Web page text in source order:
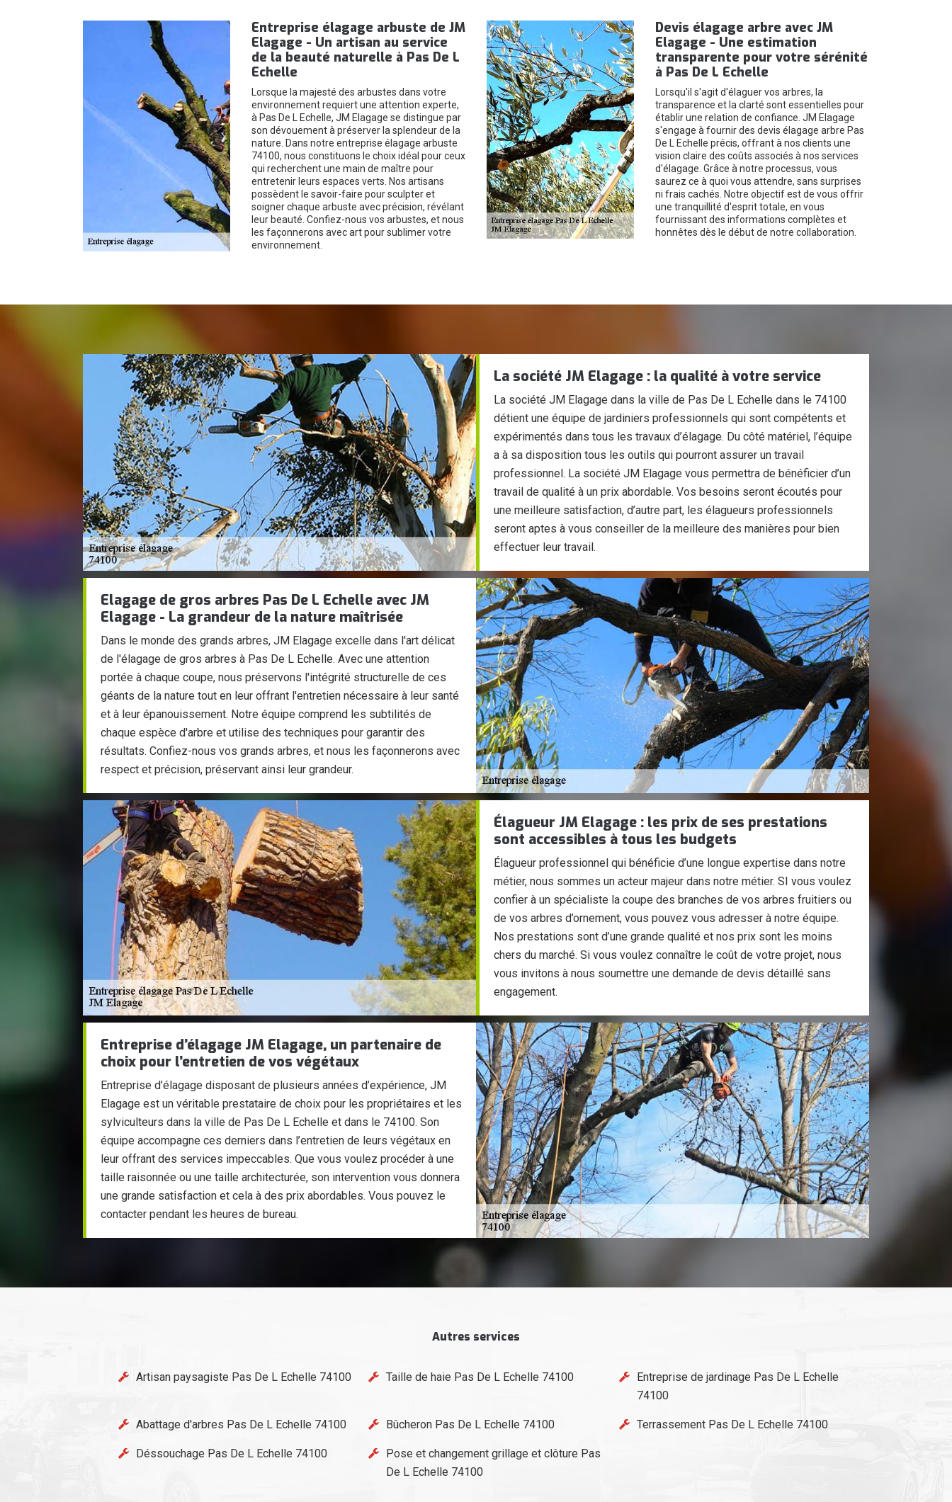
Entreprise élagage arbuste de JM
Elagage - Un artisan au service
de la beauté naturelle à Pas De L
Echelle
Lorsque la majesté des arbustes dans votre
environnement requiert une attention experte,
à Pas De L Echelle, JM Elagage se distingue par
son dévouement à préserver la splendeur de la
nature. Dans notre entreprise élagage arbuste
74100, nous constituons le choix idéal pour ceux
qui recherchent une main de maître pour
entretenir leurs espaces verts. Nos artisans
possèdent le savoir-faire pour sculpter et
soigner chaque arbuste avec précision, révélant
leur beauté. Confiez-nous vos arbustes, et nous
les façonnerons avec art pour sublimer votre
environnement.
Devis élagage arbre avec JM
Elagage - Une estimation
transparente pour votre sérénité
à Pas De L Echelle
Lorsqu'il s'agit d'élaguer vos arbres, la
transparence et la clarté sont essentielles pour
établir une relation de confiance. JM Elagage
s'engage à fournir des devis élagage arbre Pas
De L Echelle précis, offrant à nos clients une
vision claire des coûts associés à nos services
d'élagage. Grâce à notre processus, vous
saurez ce à quoi vous attendre, sans surprises
ni frais cachés. Notre objectif est de vous offrir
une tranquillité d'esprit totale, en vous
fournissant des informations complètes et
honnêtes dès le début de notre collaboration.
La société JM Elagage : la qualité à votre service
La société JM Elagage dans la ville de Pas De L Echelle dans le 74100
détient une équipe de jardiniers professionnels qui sont compétents et
expérimentés dans tous les travaux d’élagage. Du côté matériel, l’équipe
a à sa disposition tous les outils qui pourront assurer un travail
professionnel. La société JM Elagage vous permettra de bénéficier d’un
travail de qualité à un prix abordable. Vos besoins seront écoutés pour
une meilleure satisfaction, d’autre part, les élagueurs professionnels
seront aptes à vous conseiller de la meilleure des manières pour bien
effectuer leur travail.
Elagage de gros arbres Pas De L Echelle avec JM
Elagage - La grandeur de la nature maîtrisée
Dans le monde des grands arbres, JM Elagage excelle dans l'art délicat
de l'élagage de gros arbres à Pas De L Echelle. Avec une attention
portée à chaque coupe, nous préservons l'intégrité structurelle de ces
géants de la nature tout en leur offrant l'entretien nécessaire à leur santé
et à leur épanouissement. Notre équipe comprend les subtilités de
chaque espèce d'arbre et utilise des techniques pour garantir des
résultats. Confiez-nous vos grands arbres, et nous les façonnerons avec
respect et précision, préservant ainsi leur grandeur.
Élagueur JM Elagage : les prix de ses prestations
sont accessibles à tous les budgets
Élagueur professionnel qui bénéficie d’une longue expertise dans notre
métier, nous sommes un acteur majeur dans notre métier. SI vous voulez
confier à un spécialiste la coupe des branches de vos arbres fruitiers ou
de vos arbres d’ornement, vous pouvez vous adresser à notre équipe.
Nos prestations sont d’une grande qualité et nos prix sont les moins
chers du marché. Si vous voulez connaître le coût de votre projet, nous
vous invitons à nous soumettre une demande de devis détaillé sans
engagement.
Entreprise d’élagage JM Elagage, un partenaire de
choix pour l’entretien de vos végétaux
Entreprise d’élagage disposant de plusieurs années d’expérience, JM
Elagage est un véritable prestataire de choix pour les propriétaires et les
sylviculteurs dans la ville de Pas De L Echelle et dans le 74100. Son
équipe accompagne ces derniers dans l’entretien de leurs végétaux en
leur offrant des services impeccables. Que vous voulez procéder à une
taille raisonnée ou une taille architecturée, son intervention vous donnera
une grande satisfaction et cela à des prix abordables. Vous pouvez le
contacter pendant les heures de bureau.
Autres services
Artisan paysagiste Pas De L Echelle 74100 Taille de haie Pas De L Echelle 74100
Entreprise de jardinage Pas De L Echelle
74100
Abattage d'arbres Pas De L Echelle 74100 Bûcheron Pas De L Echelle 74100 Terrassement Pas De L Echelle 74100
Déssouchage Pas De L Echelle 74100
Pose et changement grillage et clôture Pas
De L Echelle 74100